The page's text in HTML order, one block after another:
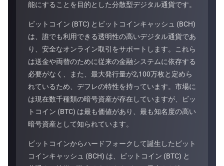
能にすることを目的とした分散型デジタル通貨です。
ビットコイン (BTC) とビットコインキャッシュ (BCH)
は、誰でも利用できる透明性の高いデジタル通貨であ
り、安全なオンライン取引をサポートします。これら
は送金や両替のために従来の金融システムに依存する
必要がなく、また、最大発行量が2,100万枚と定めら
れているため、デフレの特性を持っています。市場に
は現在数千種類の暗号資産が存在していますが、ビッ
トコイン (BTC) は最も価値があり、最も知名度の高い
暗号資産として知られています。
ビットコインからハードフォークして誕生したビット
コインキャッシュ (BCH) は、ビットコイン (BTC) と